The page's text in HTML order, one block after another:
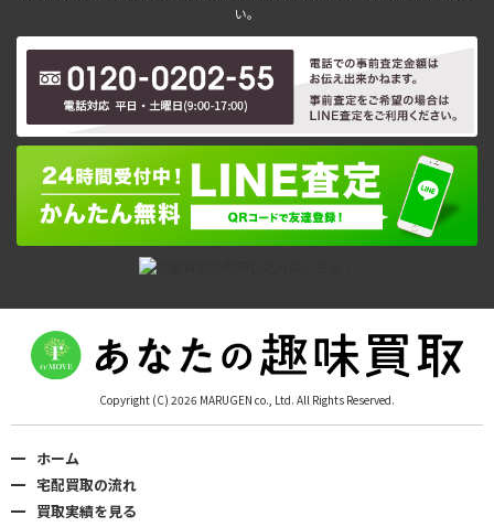
い。
Copyright (C) 2026 MARUGEN co., Ltd. All Rights Reserved.
ホーム
宅配買取の流れ
買取実績を見る